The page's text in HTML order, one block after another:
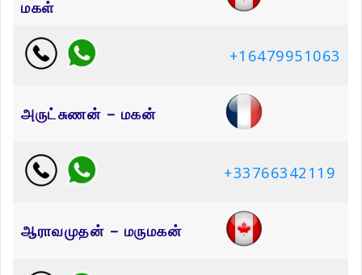
மகள்
+16479951063
அருட்சுணன் – மகன்
+33766342119
ஆராவமுதன் – மருமகன்